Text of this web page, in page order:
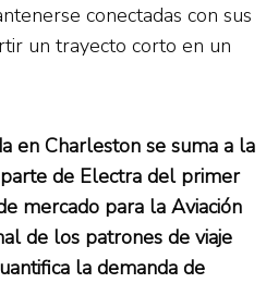
conectadas con sus
un trayecto corto en un
en Charleston se suma a la
de Electra del primer
mercado para la Aviación
de los patrones de viaje
la demanda de